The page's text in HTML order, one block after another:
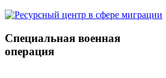
Специальная военная
операция